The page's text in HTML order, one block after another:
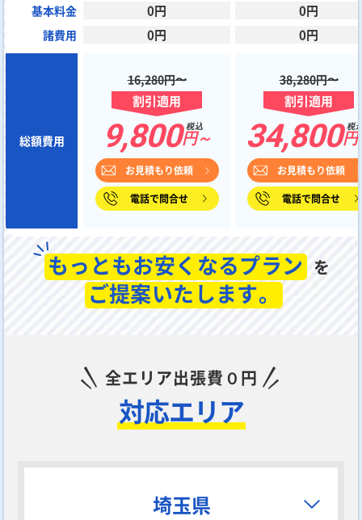
基本料金 0円 0円
諸費用 0円 0円
総額費用
16,280円〜
割引適用
9,800円～
税込
お見積もり依頼
電話で問合せ
38,280円〜
割引適用
34,800円
税
お見積もり依頼
電話で問合せ
もっともお安くなるプラン を
ご提案いたします。
全エリア出張費０円
対応エリア
埼玉県